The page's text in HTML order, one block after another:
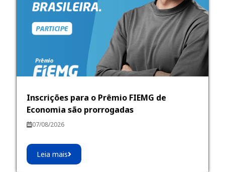
Inscrições para o Prêmio FIEMG de
Economia são prorrogadas
07/08/2026
Leia mais